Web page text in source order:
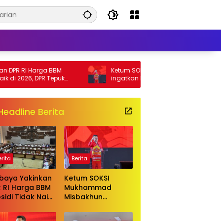
RI Harga BBM
DPR Tepuk
Ketum SOKSI Mukhammad Misbakhun
ingatkan berbagai pihak untuk
menghentikan serangan bersifat pribadi
Berita
Yakinkan
RI Harga BBM
Tidak Naik
Berita
Ketum SOKSI
Mukhammad
Misbakhun
pihak untuk